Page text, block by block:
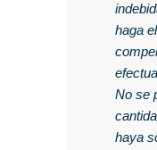
haga
No se
haya